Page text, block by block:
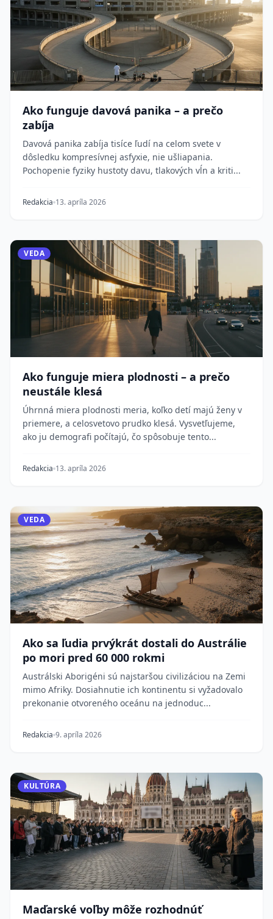
Ako funguje davová panika – a prečo
zabíja
Davová panika zabíja tisíce ľudí na celom svete v
dôsledku kompresívnej asfyxie, nie ušliapania.
Pochopenie fyziky hustoty davu, tlakových vĺn a kriti...
Redakcia 13. apríla 2026
VEDA
Ako funguje miera plodnosti – a prečo
neustále klesá
Úhrnná miera plodnosti meria, koľko detí majú ženy v
priemere, a celosvetovo prudko klesá. Vysvetľujeme,
ako ju demografi počítajú, čo spôsobuje tento...
Redakcia 13. apríla 2026
VEDA
Ako sa ľudia prvýkrát dostali do Austrálie
po mori pred 60 000 rokmi
Austrálski Aborigéni sú najstaršou civilizáciou na Zemi
mimo Afriky. Dosiahnutie ich kontinentu si vyžadovalo
prekonanie otvoreného oceánu na jednoduc...
Redakcia 9. apríla 2026
KULTÚRA
Maďarské voľby môže rozhodnúť